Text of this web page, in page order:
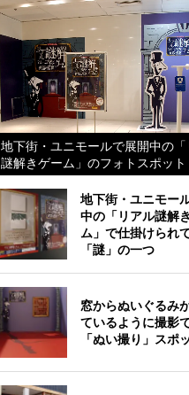
地下街・ユニモールで展開中の
謎解きゲーム」のフォトスポット
地下街・ユニモー
中の「リアル謎解
ム」で仕掛けられ
「謎」の一つ
窓からぬいぐるみ
ているように撮影
「ぬい撮り」スポ